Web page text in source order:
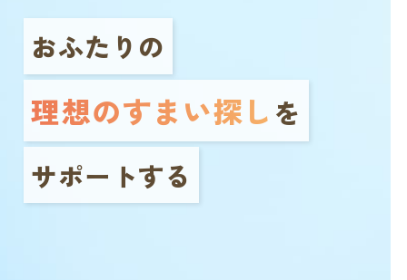
おふたりの
理想のすまい探し を
サポートする